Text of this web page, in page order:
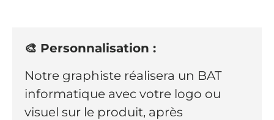
🎨 Personnalisation :
Notre graphiste réalisera un BAT
informatique avec votre logo ou
visuel sur le produit, après